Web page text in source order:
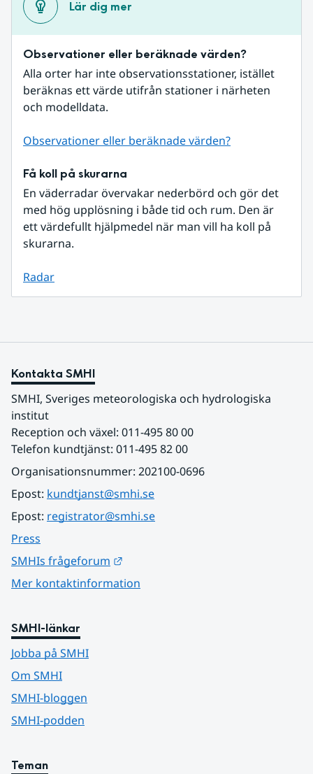
Lär dig mer
Observationer eller beräknade värden?
Alla orter har inte observationsstationer, istället
beräknas ett värde utifrån stationer i närheten
och modelldata.
Observationer eller beräknade värden?
Få koll på skurarna
En väderradar övervakar nederbörd och gör det
med hög upplösning i både tid och rum. Den är
ett värdefullt hjälpmedel när man vill ha koll på
skurarna.
Radar
Kontakta SMHI
SMHI, Sveriges meteorologiska och hydrologiska
institut
Reception och växel: 011-495 80 00
Telefon kundtjänst: 011-495 82 00
Organisationsnummer: 202100-0696
Epost: kundtjanst@smhi.se
Epost: registrator@smhi.se
Press
SMHIs frågeforum
Mer kontaktinformation
SMHI-länkar
Jobba på SMHI
Om SMHI
SMHI-bloggen
SMHI-podden
Teman